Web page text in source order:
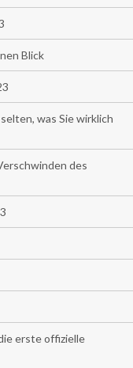
Blick
was Sie wirklich
des
erste offizielle